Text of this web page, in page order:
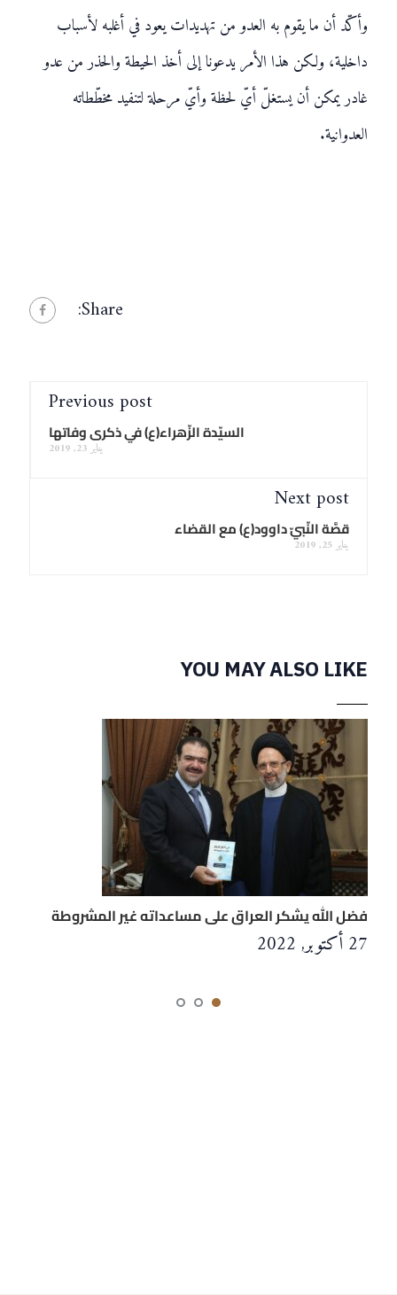
وأكّد أن ما يقوم به العدو من تهديدات يعود في أغلبه لأسباب
داخلية، ولكن هذا الأمر يدعونا إلى أخذ الحيطة والحذر من عدو
غادر يمكن أن يستغلّ أيّ لحظة وأيّ مرحلة لتنفيد مخطّطاته
العدوانية.
Share:
Previous post
السيّدة الزّهراء(ع) في ذكرى وفاتها
يناير 23, 2019
Next post
قصَّة النّبيّ داوود(ع) مع القضاء
يناير 25, 2019
YOU MAY ALSO LIKE
فضل الله يشكر العراق على مساعداته غير المشروطة
27 أكتوبر, 2022